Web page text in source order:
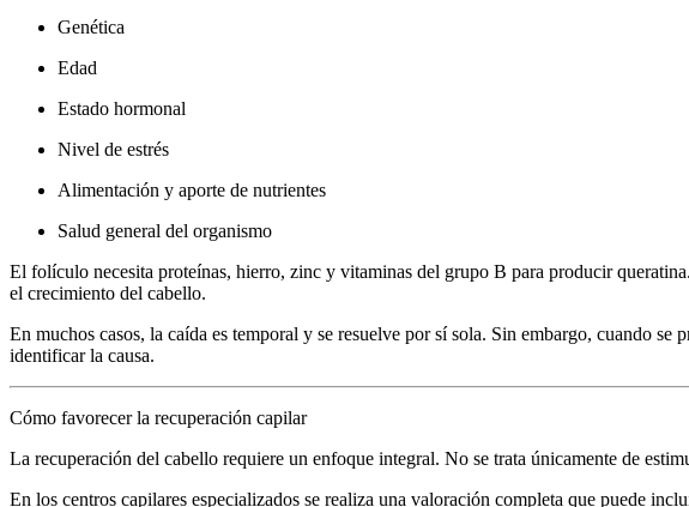
Genética
Edad
Estado hormonal
Nivel de estrés
Alimentación y aporte de nutrientes
Salud general del organismo
El folículo necesita proteínas, hierro, zinc y vitaminas del grupo B para producir
el crecimiento del cabello.
En muchos casos, la caída es temporal y se resuelve por sí sola. Sin embargo, cuando
identificar la causa.
Cómo favorecer la recuperación capilar
La recuperación del cabello requiere un enfoque integral. No se trata únicamente de
En los centros capilares especializados se realiza una valoración completa que puede